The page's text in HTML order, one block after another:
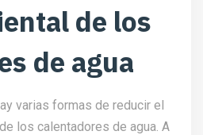
de los
de agua
varias formas de reducir el
los calentadores de agua. A